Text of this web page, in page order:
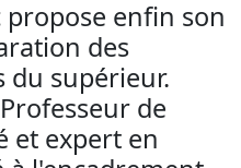
enfin son
des
du supérieur.
de
et expert en